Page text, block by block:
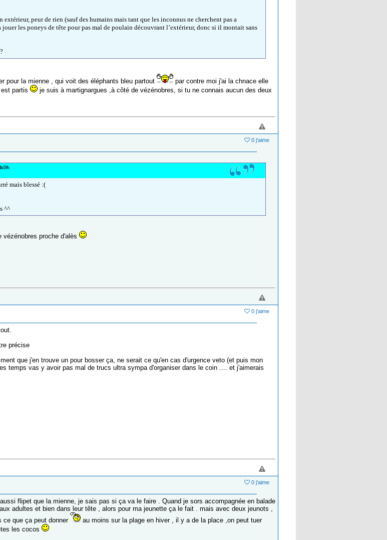
peur de rien (sauf des humains mais tant que les inconnus ne cherchent pas a
jouer les poneys de tête pour pas mal de poulain découvrant l’extérieur, donc si il montait sans
pour la mienne , qui voit des éléphants bleu partout
par contre moi j'ai la chnace elle
partis
je suis à martignargues ,à côté de vézénobres, si tu ne connais aucun des deux
0 j'aime
mais blessé :(
^^
proche d'alès
0 j'aime
précise
que j'en trouve un pour bosser ça, ne serait ce qu'en cas d'urgence veto (et puis mon
temps vas y avoir pas mal de trucs ultra sympa d'organiser dans le coin .... et j'aimerais
0 j'aime
flipet que la mienne, je sais pas si ça va le faire . Quand je sors accompagnée en balade
adultes et bien dans leur tête , alors pour ma jeunette ça le fait . mais avec deux jeunots ,
ce que ça peut donner
au moins sur la plage en hiver , il y a de la place ,on peut tuer
les cocos